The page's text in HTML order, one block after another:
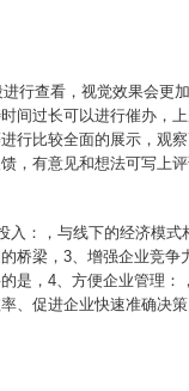
行查看，视觉效果会更
间过长可以进行催办，
行比较全面的展示，观
，有意见和想法可写上
：，与线下的经济模
桥梁，3、增强企业竞
是，4、方便企业管理
、促进企业快速准确决